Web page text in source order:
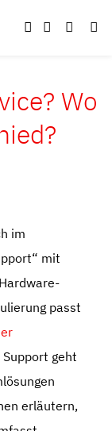
Wo
im
mit
passt
geht
erläutern,